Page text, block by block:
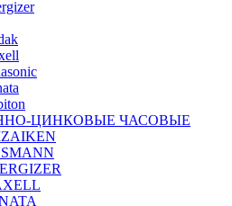
ЦИНКОВЫЕ ЧАСОВЫЕ